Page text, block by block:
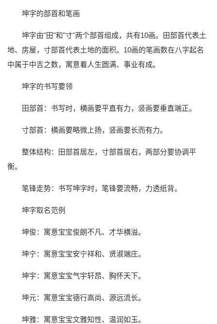
坤字的部首和笔画
坤字由"田"和"寸"两个部首组成，共有10画。田部首代表土
地、房屋，寸部首代表土地的面积。10画的笔画数在八字起名
中属于中吉之数，寓意着人生圆满、事业有成。
坤字的书写要领
田部首：书写时，横画要平直有力，竖画要垂直端正。
寸部首：横画要略微上扬，竖画要长而有力。
整体结构：田部首居左，寸部首居右，两部分要协调平
衡。
笔锋走势：书写坤字时，笔锋要流畅，力透纸背。
坤字取名范例
坤俊：寓意宝宝俊朗不凡、才华横溢。
坤宁：寓意宝宝安宁祥和、贤淑端庄。
坤宇：寓意宝宝气宇轩昂、胸怀天下。
坤元：寓意宝宝德行高尚、源远流长。
坤雅：寓意宝宝文雅知性、温润如玉。